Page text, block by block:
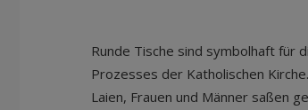
Runde Tische sind symbolhaft für
Prozesses der Katholischen
Laien, Frauen und Männer saßen